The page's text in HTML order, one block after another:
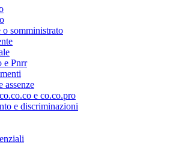
somministrato
e Pnrr
assenze
e co.co.pro
e discriminazioni